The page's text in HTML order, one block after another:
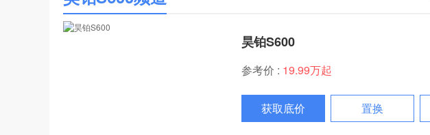
昊铂S600
参考价 : 19.99万起
获取底价 置换